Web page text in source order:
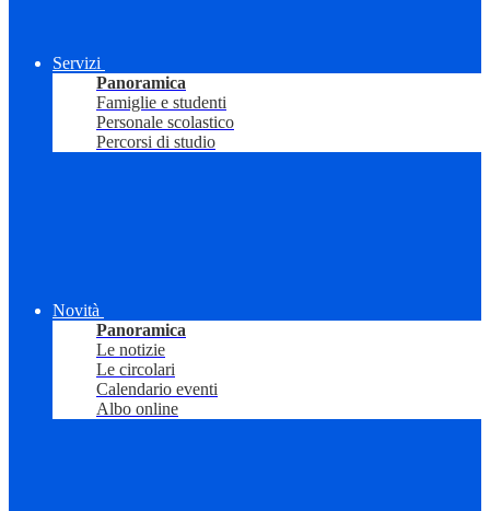
Servizi
Panoramica
Famiglie e studenti
Personale scolastico
Percorsi di studio
Novità
Panoramica
Le notizie
Le circolari
Calendario eventi
Albo online